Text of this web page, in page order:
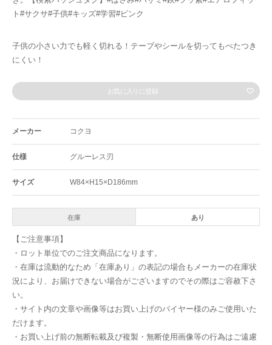
ト#サクサ#子供#キッズ#学習#ピンク
子供の小さい力でも軽く切れる！テープやシールを切ってもべたつき
にくい！
お気に入りに登録
メーカー コクヨ
仕様 グルーレス刃
サイズ W84×H15×D186mm
在庫 あり
【ご注意事項】
・ロット単位でのご注文商品になります。
・在庫は流動的なため「在庫あり」の表記の場合もメーカーの在庫状
況により、お届けできない場合がございますのでその際はご容赦下さ
い。
・サイト内の文章や画像等はお買い上げのバイヤー様のみご使用いた
だけます。
・お買い上げ前の無断転載及び複製・無断使用画像等の行為はご遠慮